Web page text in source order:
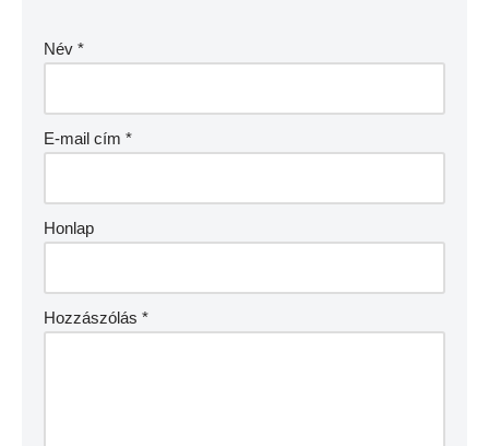
Név *
E-mail cím *
Honlap
Hozzászólás *